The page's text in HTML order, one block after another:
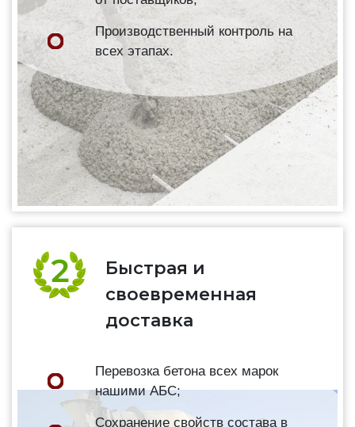
Производственный контроль на
всех этапах.
Быстрая и
своевременная
доставка
Перевозка бетона всех марок
нашими АБС;
Сохранение свойств состава в